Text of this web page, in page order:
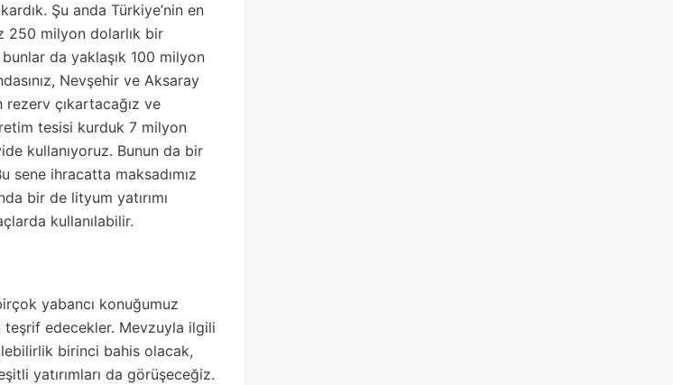
Şu anda Türkiye’nin en
250 milyon dolarlık bir
da yaklaşık 100 milyon
Nevşehir ve Aksaray
rezerv çıkartacağız ve
tesisi kurduk 7 milyon
kullanıyoruz. Bunun da bir
sene ihracatta maksadımız
bir de lityum yatırımı
kullanılabilir.
yabancı konuğumuz
teşrif edecekler. Mevzuyla ilgili
birinci bahis olacak,
yatırımları da görüşeceğiz.